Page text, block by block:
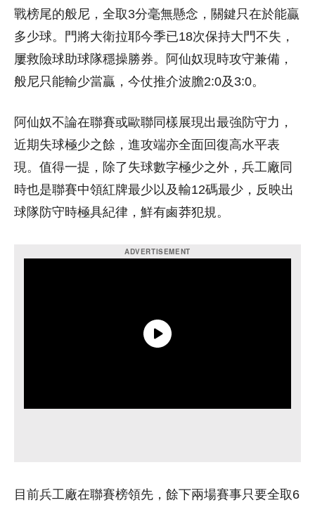
戰榜尾的般尼，全取3分毫無懸念，關鍵只在於能贏
多少球。門將大衛拉耶今季已18次保持大門不失，
屢救險球助球隊穩操勝券。阿仙奴現時攻守兼備，
般尼只能輸少當贏，今仗推介波膽2:0及3:0。
阿仙奴不論在聯賽或歐聯同樣展現出最強防守力，
近期失球極少之餘，進攻端亦全面回復高水平表
現。值得一提，除了失球數字極少之外，兵工廠同
時也是聯賽中領紅牌最少以及輸12碼最少，反映出
球隊防守時極具紀律，鮮有鹵莽犯規。
目前兵工廠在聯賽榜領先，餘下兩場賽事只要全取6